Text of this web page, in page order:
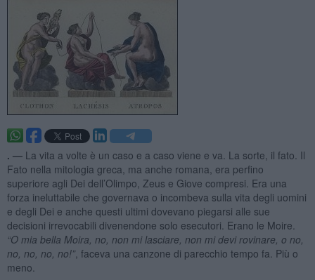
. — La vita a volte è un caso e a caso viene e va. La sorte, il fato. Il
Fato nella mitologia greca, ma anche romana, era perfino
superiore agli Dei dell’Olimpo, Zeus e Giove compresi. Era una
forza ineluttabile che governava o incombeva sulla vita degli uomini
e degli Dei e anche questi ultimi dovevano piegarsi alle sue
decisioni irrevocabili divenendone solo esecutori. Erano le Moire.
“O mia bella Moira, no, non mi lasciare, non mi devi rovinare, o no,
no, no, no, no!”, faceva una canzone di parecchio tempo fa. Più o
meno.